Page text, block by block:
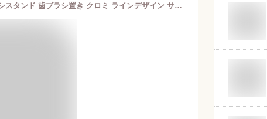
【200円クーポン】 SKATER スケーター 歯ブラシスタンド 歯ブラシ置き クロミ ラインデザイン サンリオ TBST1-A ＜スケーター プレゼント 入園準備 入学準備 入園グッズ 保育園 幼稚園 小学校 小学生 子供 女の子 女子 キャラクター かわいい お返し サンリオ クロミ＞